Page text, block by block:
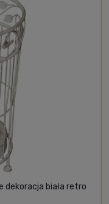
dekoracja biała retro